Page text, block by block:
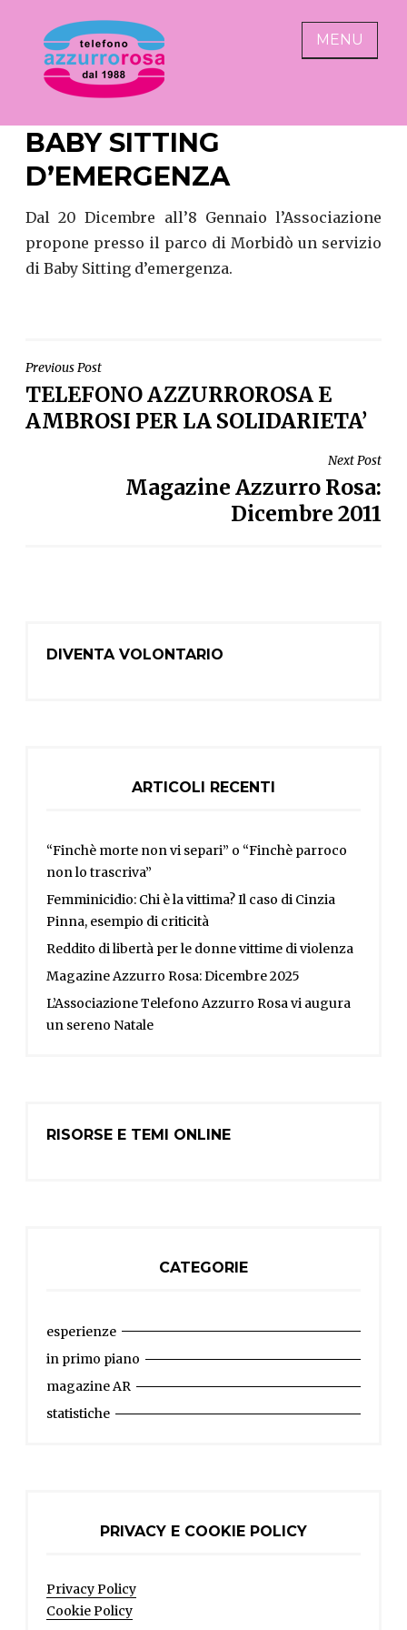
content
AZZURRO ROSA
alza il telefono abbassa
l'indifferenza
MENU
BABY SITTING
D’EMERGENZA
Dal 20 Dicembre all’8 Gennaio l’Associazione
propone presso il parco di Morbidò un servizio
di Baby Sitting d’emergenza.
NAVIGAZIONE
ARTICOLI
Previous Post
TELEFONO AZZURROROSA E
AMBROSI PER LA SOLIDARIETA’
Next Post
Magazine Azzurro Rosa:
Dicembre 2011
DIVENTA VOLONTARIO
ARTICOLI RECENTI
“Finchè morte non vi separi” o “Finchè parroco
non lo trascriva”
Femminicidio: Chi è la vittima? Il caso di Cinzia
Pinna, esempio di criticità
Reddito di libertà per le donne vittime di violenza
Magazine Azzurro Rosa: Dicembre 2025
L’Associazione Telefono Azzurro Rosa vi augura
un sereno Natale
RISORSE E TEMI ONLINE
CATEGORIE
esperienze
in primo piano
magazine AR
statistiche
PRIVACY E COOKIE POLICY
Privacy Policy
Cookie Policy